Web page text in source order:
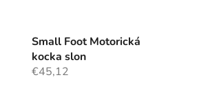
Small Foot Motorická
kocka slon
€45,12